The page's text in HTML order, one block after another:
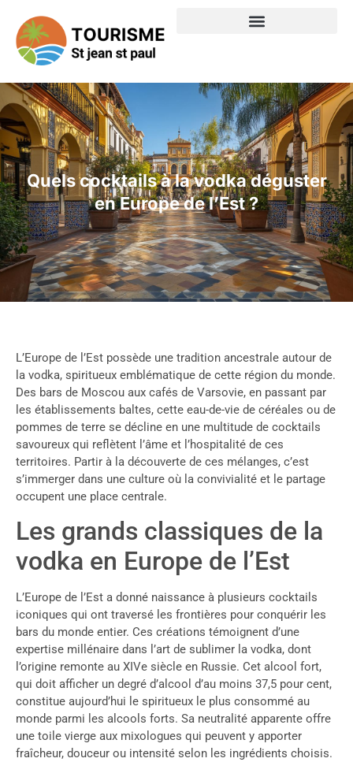
Quels cocktails à la vodka déguster
en Europe de l’Est ?
L’Europe de l’Est possède une tradition ancestrale autour de
la vodka, spiritueux emblématique de cette région du monde.
Des bars de Moscou aux cafés de Varsovie, en passant par
les établissements baltes, cette eau-de-vie de céréales ou de
pommes de terre se décline en une multitude de cocktails
savoureux qui reflètent l’âme et l’hospitalité de ces
territoires. Partir à la découverte de ces mélanges, c’est
s’immerger dans une culture où la convivialité et le partage
occupent une place centrale.
Les grands classiques de la
vodka en Europe de l’Est
L’Europe de l’Est a donné naissance à plusieurs cocktails
iconiques qui ont traversé les frontières pour conquérir les
bars du monde entier. Ces créations témoignent d’une
expertise millénaire dans l’art de sublimer la vodka, dont
l’origine remonte au XIVe siècle en Russie. Cet alcool fort,
qui doit afficher un degré d’alcool d’au moins 37,5 pour cent,
constitue aujourd’hui le spiritueux le plus consommé au
monde parmi les alcools forts. Sa neutralité apparente offre
une toile vierge aux mixologues qui peuvent y apporter
fraîcheur, douceur ou intensité selon les ingrédients choisis.